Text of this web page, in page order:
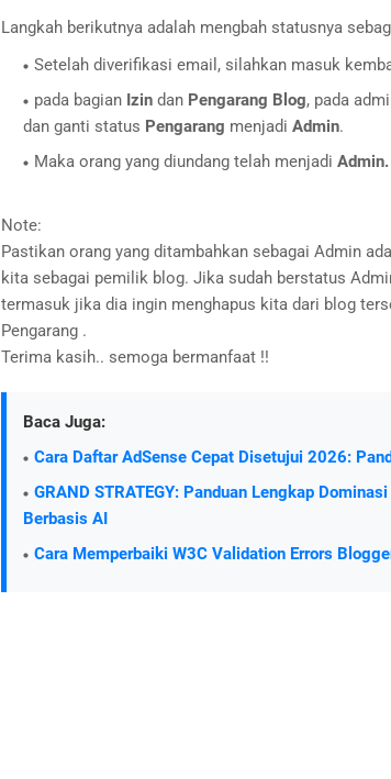
Langkah berikutnya adalah mengbah statusnya
Setelah diverifikasi email, silahkan masuk
pada bagian Izin dan Pengarang Blog, pada
dan ganti status Pengarang menjadi Admin.
Maka orang yang diundang telah menjadi Admin.
Note:
Pastikan orang yang ditambahkan sebagai Admin
kita sebagai pemilik blog. Jika sudah berstatus
termasuk jika dia ingin menghapus kita dari blog
Pengarang .
Terima kasih.. semoga bermanfaat !!
Baca Juga:
Cara Daftar AdSense Cepat Disetujui 2026:
GRAND STRATEGY: Panduan Lengkap
Berbasis AI
Cara Memperbaiki W3C Validation Errors